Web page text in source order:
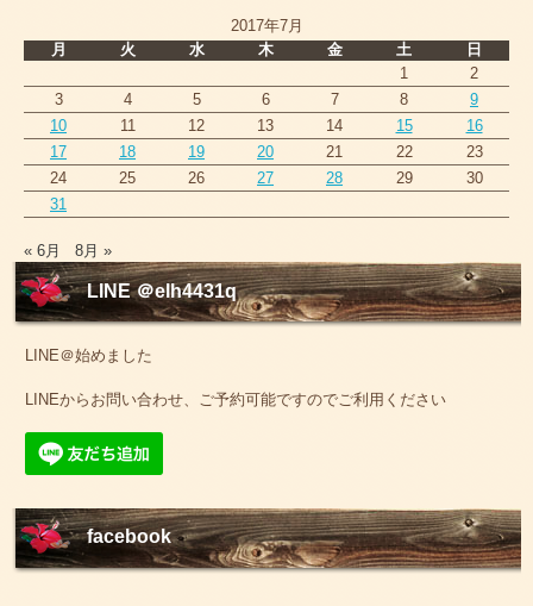
2017年7月
月
火 水 木 金 土
日
1
2
3
4 5 6 7 8
9
10
11 12 13 14 15
16
17
18 19 20 21 22
23
24
25 26 27 28 29
30
31
« 6月 8月 »
LINE ＠elh4431q
LINE＠始めました
LINEからお問い合わせ、ご予約可能ですのでご利用ください
facebook